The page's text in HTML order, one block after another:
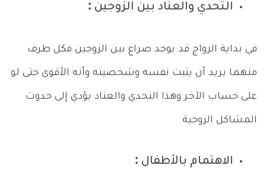
التحدي والعناد بين الزوجين :
في بداية الزواج قد يوجد صراع بين الزوجين فكل طرف
منهما يريد أن يثبت نفسه وشخصيته وأنه الأقوى حتى لو
على حساب الآخر وهذا التحدي والعناد يؤدي إلى حدوث
المشاكل الزوجية
الاهتمام بالأطفال :